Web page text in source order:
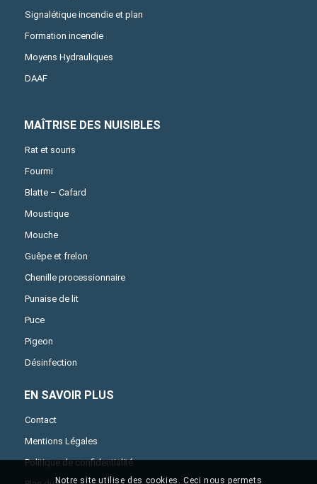
Signalétique incendie et plan
Formation incendie
Moyens Hydrauliques
DAAF
MAÎTRISE DES NUISIBLES
Rat et souris
Fourmi
Blatte – Cafard
Moustique
Mouche
Guêpe et frelon
Chenille processionnaire
Punaise de lit
Puce
Pigeon
Désinfection
EN SAVOIR PLUS
Contact
Mentions Légales
Politique de confidentialité
Notre site utilise des cookies. Ceci nous permets